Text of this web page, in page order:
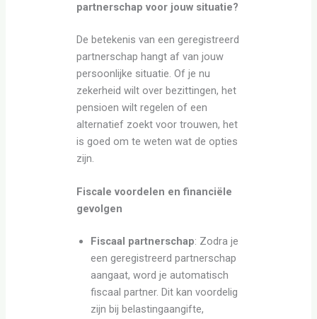
partnerschap voor jouw situatie?
De betekenis van een geregistreerd
partnerschap hangt af van jouw
persoonlijke situatie. Of je nu
zekerheid wilt over bezittingen, het
pensioen wilt regelen of een
alternatief zoekt voor trouwen, het
is goed om te weten wat de opties
zijn.
Fiscale voordelen en financiële
gevolgen
Fiscaal partnerschap: Zodra je
een geregistreerd partnerschap
aangaat, word je automatisch
fiscaal partner. Dit kan voordelig
zijn bij belastingaangifte,